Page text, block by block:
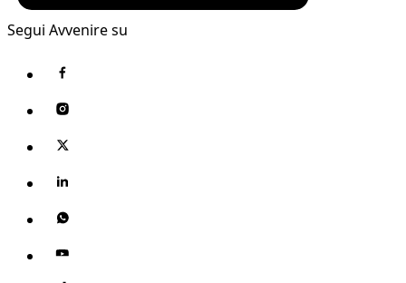
Segui Avvenire su